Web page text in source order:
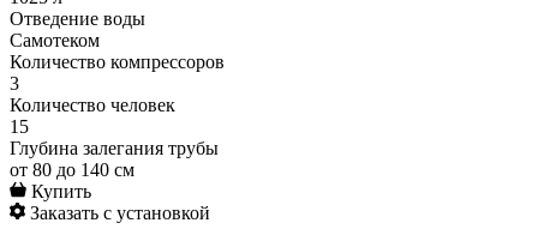
Отведение воды
Cамотеком
Количество компрессоров
3
Количество человек
15
Глубина залегания трубы
от 80 до 140 см
Купить
Заказать с установкой